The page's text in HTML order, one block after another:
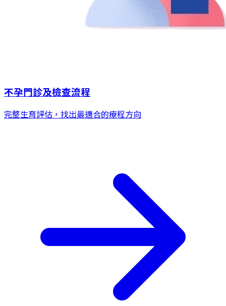
不孕門診及檢查流程
完整生育評估，找出最適合的療程方向